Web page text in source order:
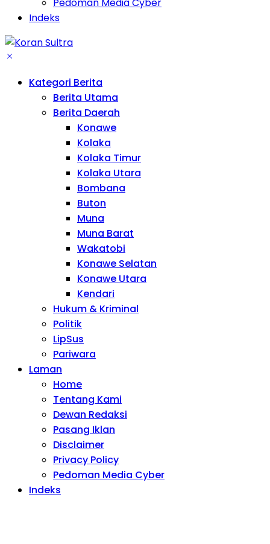
Pedoman Media Cyber
Indeks
Kategori Berita
Berita Utama
Berita Daerah
Konawe
Kolaka
Kolaka Timur
Kolaka Utara
Bombana
Buton
Muna
Muna Barat
Wakatobi
Konawe Selatan
Konawe Utara
Kendari
Hukum & Kriminal
Politik
LipSus
Pariwara
Laman
Home
Tentang Kami
Dewan Redaksi
Pasang Iklan
Disclaimer
Privacy Policy
Pedoman Media Cyber
Indeks